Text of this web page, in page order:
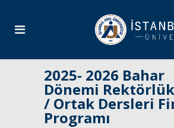
2025- 2026 Bahar
Dönemi
/ Ortak Dersleri
Programı